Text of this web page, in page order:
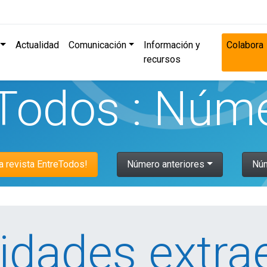
Actualidad Comunicación
Información y
recursos
Colabora
:
revista EntreTodos! Número anteriores